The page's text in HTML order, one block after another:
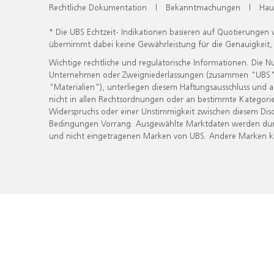
Rechtliche Dokumentation | Bekanntmachungen |
* Die UBS Echtzeit- Indikationen basieren auf
übernimmt dabei keine Gewährleistung für die
Wichtige rechtliche und regulatorische Informationen. Die
Unternehmen oder Zweigniederlassungen (zusammen
"Materialien"), unterliegen diesem Haftungsausschluss
nicht in allen Rechtsordnungen oder an bestimmte
Widerspruchs oder einer Unstimmigkeit zwischen diesem
Bedingungen Vorrang. Ausgewählte Marktdaten werden
und nicht eingetragenen Marken von UBS. Andere Marken